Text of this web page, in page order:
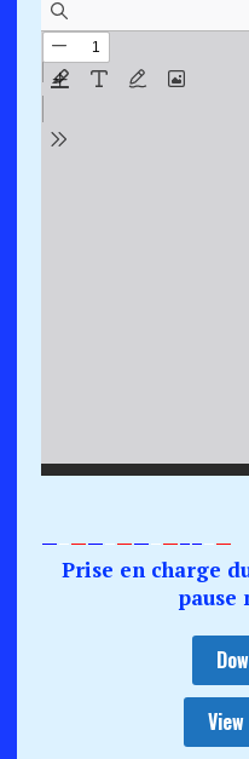
—–——–——–—–––—
Prise en charge
pause